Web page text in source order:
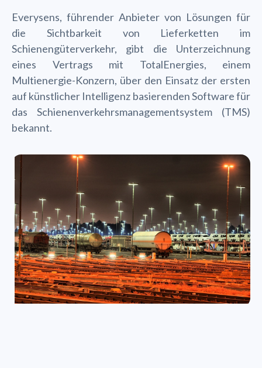
Everysens, führender Anbieter von Lösungen für
die Sichtbarkeit von Lieferketten im
Schienengüterverkehr, gibt die Unterzeichnung
eines Vertrags mit TotalEnergies, einem
Multienergie-Konzern, über den Einsatz der ersten
auf künstlicher Intelligenz basierenden Software für
das Schienenverkehrsmanagementsystem (TMS)
bekannt.